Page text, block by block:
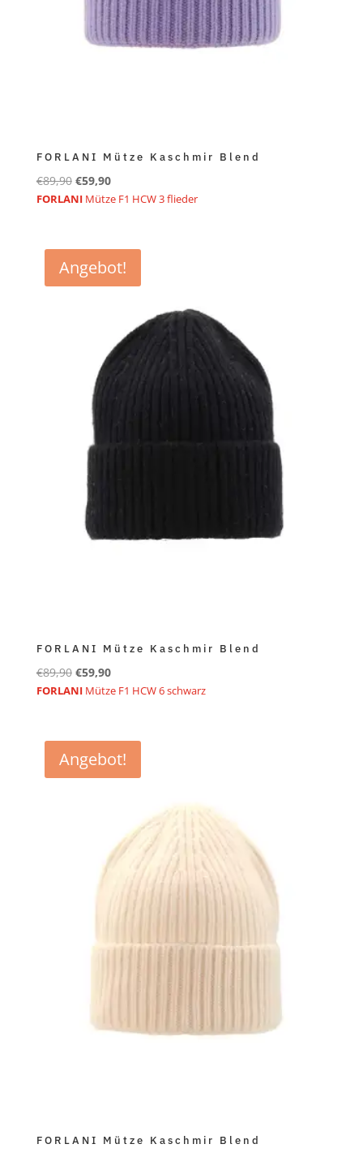
FORLANI Mütze Kaschmir Blend
€89,90 Ursprünglicher
Preis
€59,90Aktueller
Preis
FORLANI Mütze F1 HCW 3 flieder
Angebot!
FORLANI Mütze Kaschmir Blend
€89,90 Ursprünglicher
Preis
€59,90Aktueller
Preis
FORLANI Mütze F1 HCW 6 schwarz
Angebot!
FORLANI Mütze Kaschmir Blend